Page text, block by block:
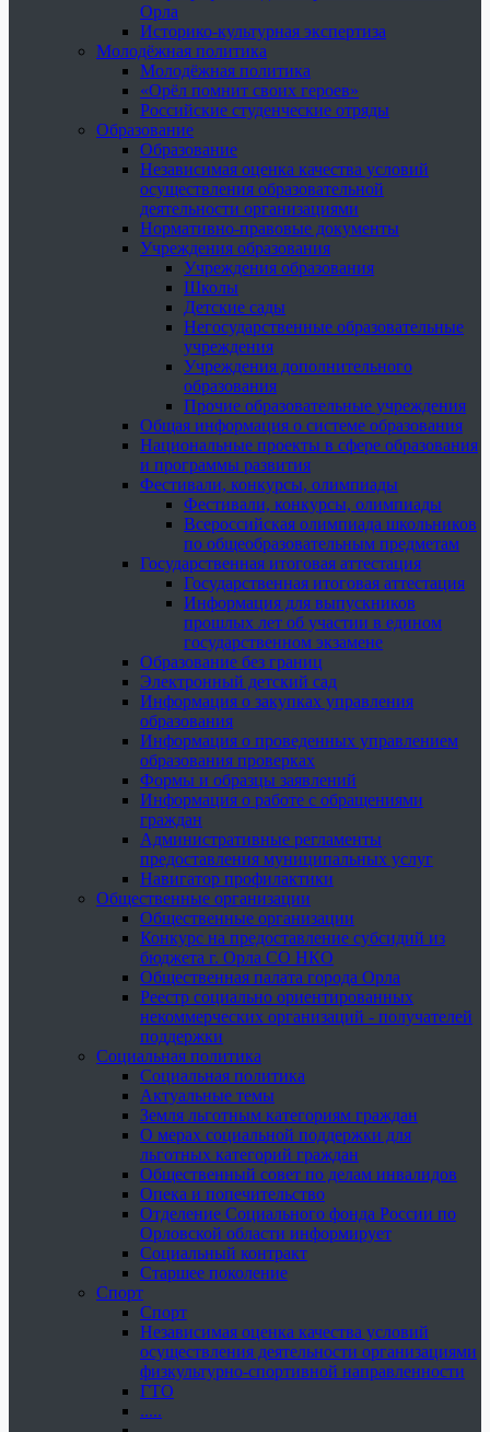
Орла
Историко-культурная экспертиза
Молодёжная политика
Молодёжная политика
«Орёл помнит своих героев»
Российские студенческие отряды
Образование
Образование
Независимая оценка качества условий
осуществления образовательной
деятельности организациями
Нормативно-правовые документы
Учреждения образования
Учреждения образования
Школы
Детские сады
Негосударственные образовательные
учреждения
Учреждения дополнительного
образования
Прочие образовательные учреждения
Общая информация о системе образования
Национальные проекты в сфере образования
и программы развития
Фестивали, конкурсы, олимпиады
Фестивали, конкурсы, олимпиады
Всероссийская олимпиада школьников
по общеобразовательным предметам
Государственная итоговая аттестация
Государственная итоговая аттестация
Информация для выпускников
прошлых лет об участии в едином
государственном экзамене
Образование без границ
Электронный детский сад
Информация о закупках управления
образования
Информация о проведенных управлением
образования проверках
Формы и образцы заявлений
Информация о работе с обращениями
граждан
Административные регламенты
предоставления муниципальных услуг
Навигатор профилактики
Общественные организации
Общественные организации
Конкурс на предоставление субсидий из
бюджета г. Орла СО НКО
Общественная палата города Орла
Реестр социально ориентированных
некоммерческих организаций - получателей
поддержки
Социальная политика
Социальная политика
Актуальные темы
Земля льготным категориям граждан
О мерах социальной поддержки для
льготных категорий граждан
Общественный совет по делам инвалидов
Опека и попечительство
Отделение Социального фонда России по
Орловской области информирует
Социальный контракт
Старшее поколение
Спорт
Спорт
Независимая оценка качества условий
осуществления деятельности организациями
физкультурно-спортивной направленности
ГТО
.....